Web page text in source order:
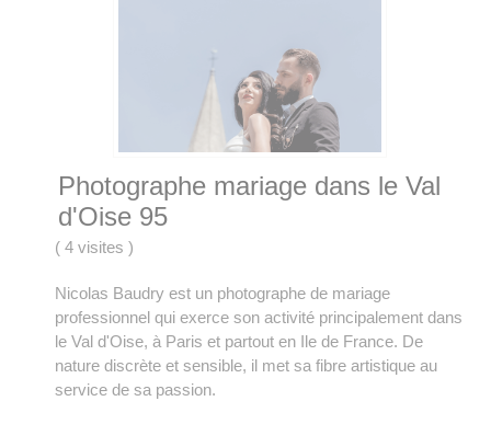
Photographe mariage dans le Val
d'Oise 95
( 4 visites)
Nicolas Baudry est un photographe de mariage
professionnel qui exerce son activité principalement dans
le Val d'Oise, à Paris et partout en Ile de France. De
nature discrète et sensible, il met sa fibre artistique au
service de sa passion.